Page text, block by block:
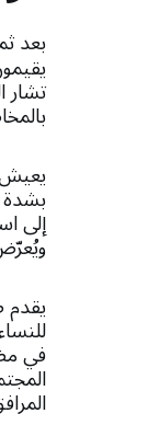
بعد
تشار
بشدة
إلى
يقدم
في
المرافق